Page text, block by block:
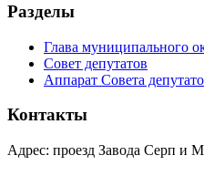
Разделы
Глава муниципального
Совет депутатов
Аппарат Совета
Контакты
Адрес: проезд Завода Серп и